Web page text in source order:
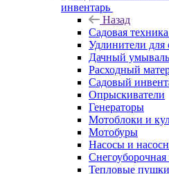
инвентарь
Назад
Садовая
Удлинители для
Дачный
Расходный
Садовый
Опрыскиватели
Генераторы
Мотоблоки и
Мотобуры
Насосы и
Снегоуборочная
Тепловые пушки